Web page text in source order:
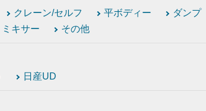
クレーン/セルフ 平ボディー ダンプ
ミキサー その他
日産UD